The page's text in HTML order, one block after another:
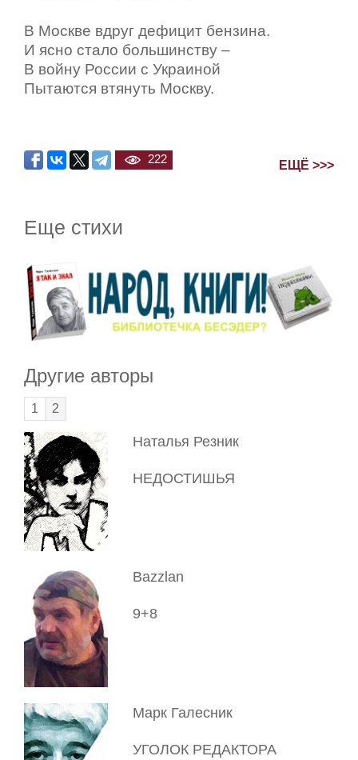
В Москве вдруг дефицит бензина.
И ясно стало большинству –
В войну России с Украиной
Пытаются втянуть Москву.
222 ЕЩЁ >>>
Еще стихи
Другие авторы
1 2
Наталья Резник
НЕДОСТИШЬЯ
Bazzlan
9+8
Марк Галесник
УГОЛОК РЕДАКТОРА